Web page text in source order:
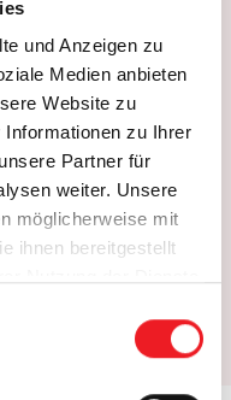
und Anzeigen zu
Medien anbieten
Website zu
zu Ihrer
Partner für
weiter. Unsere
möglicherweise mit
ihnen bereitgestellt
Wählen Sie
von Dessins,
Extras
und Volant-
– starten Sie